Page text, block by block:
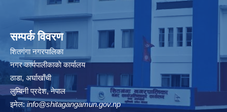
सम्पर्क विवरण
शितगंगा नगरपालिका
नगर कार्यपालीकाकाे कार्यालय
ठाडा, अर्घाखाँची
लुम्बिनी प्रदेश, नेपाल
इमेल: info@shitagangamun.gov.np